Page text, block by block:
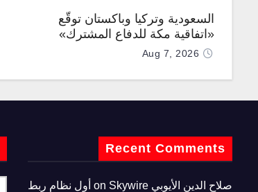
السعودية وتركيا وباكستان توقّع
«اتفاقية مكة للدفاع المشترك»
Aug 7, 2026
Recent Comments
صلاح الدين الأيوبي
Skywire أول نظام ربط